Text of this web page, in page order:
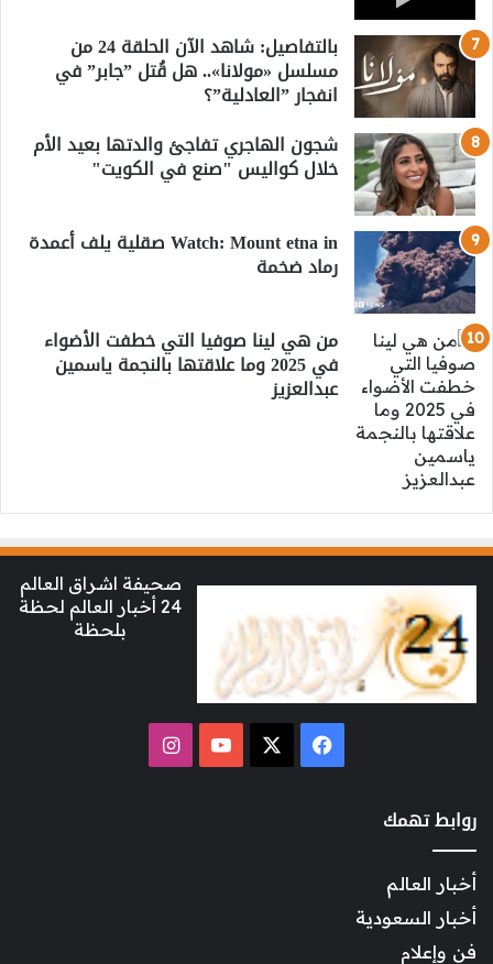
بالتفاصيل: شاهد الآن الحلقة 24 من
مسلسل «مولانا».. هل قُتل ”جابر” في
انفجار ”العادلية”؟
شجون الهاجري تفاجئ والدتها بعيد الأم
خلال كواليس "صنع في الكويت"
Watch: Mount etna in صقلية يلف أعمدة
رماد ضخمة
من هي لينا صوفيا التي خطفت الأضواء
في 2025 وما علاقتها بالنجمة ياسمين
عبدالعزيز
صحيفة اشراق العالم
24 أخبار العالم لحظة
بلحظة
فيسبوك ‫YouTubeانستقرام
روابط تهمك
أخبار العالم
أخبار السعودية
فن وإعلام